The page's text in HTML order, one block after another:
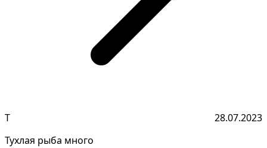
Т
28.07.2023
Тухлая рыба много